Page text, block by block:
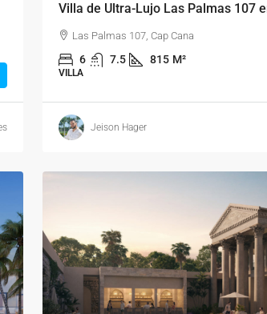
Villa de Ultra-Lujo Las Palmas 107
Las Palmas 107, Cap Cana
6 7.5 815 M²
VILLA
Jeison Hager